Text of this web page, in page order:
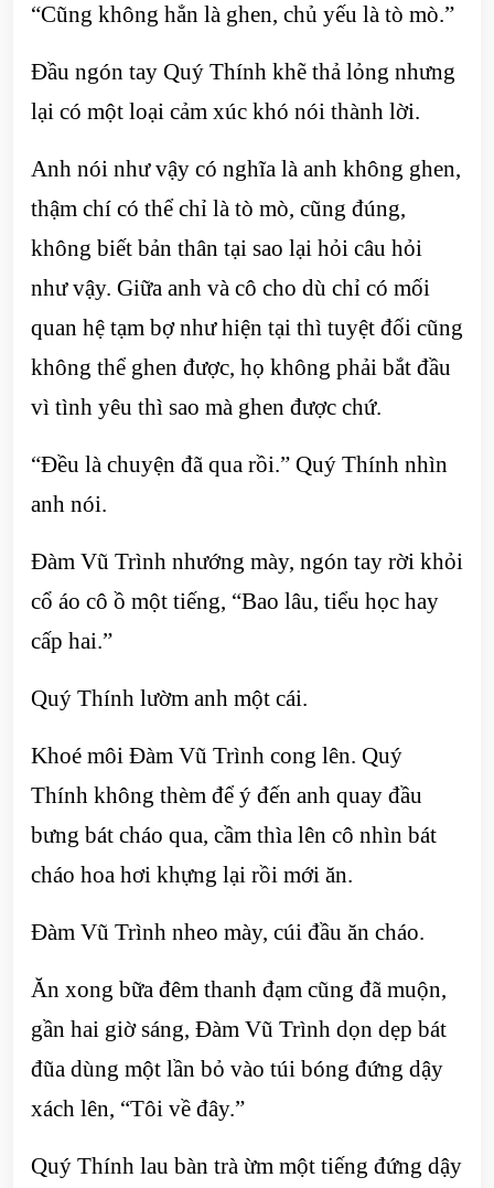
“Cũng không hẳn là ghen, chủ yếu là tò mò.”
Đầu ngón tay Quý Thính khẽ thả lỏng nhưng
lại có một loại cảm xúc khó nói thành lời.
Anh nói như vậy có nghĩa là anh không ghen,
thậm chí có thể chỉ là tò mò, cũng đúng,
không biết bản thân tại sao lại hỏi câu hỏi
như vậy. Giữa anh và cô cho dù chỉ có mối
quan hệ tạm bợ như hiện tại thì tuyệt đối cũng
không thể ghen được, họ không phải bắt đầu
vì tình yêu thì sao mà ghen được chứ.
“Đều là chuyện đã qua rồi.” Quý Thính nhìn
anh nói.
Đàm Vũ Trình nhướng mày, ngón tay rời khỏi
cổ áo cô ồ một tiếng, “Bao lâu, tiểu học hay
cấp hai.”
Quý Thính lườm anh một cái.
Khoé môi Đàm Vũ Trình cong lên. Quý
Thính không thèm để ý đến anh quay đầu
bưng bát cháo qua, cầm thìa lên cô nhìn bát
cháo hoa hơi khựng lại rồi mới ăn.
Đàm Vũ Trình nheo mày, cúi đầu ăn cháo.
Ăn xong bữa đêm thanh đạm cũng đã muộn,
gần hai giờ sáng, Đàm Vũ Trình dọn dẹp bát
đũa dùng một lần bỏ vào túi bóng đứng dậy
xách lên, “Tôi về đây.”
Quý Thính lau bàn trà ừm một tiếng đứng dậy